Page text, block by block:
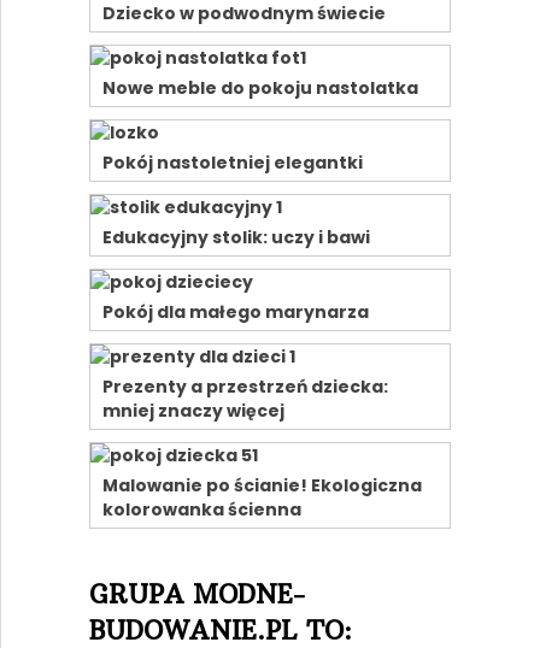
Dziecko w podwodnym świecie
Nowe meble do pokoju nastolatka
Pokój nastoletniej elegantki
Edukacyjny stolik: uczy i bawi
Pokój dla małego marynarza
Prezenty a przestrzeń dziecka:
mniej znaczy więcej
Malowanie po ścianie! Ekologiczna
kolorowanka ścienna
GRUPA MODNE-
BUDOWANIE.PL TO: